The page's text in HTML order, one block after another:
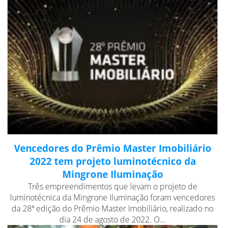
Vencedores do Prêmio Master Imobiliário
2022 tem projeto luminotécnico da
Mingrone Iluminação
Três empreendimentos que levam o projeto de
luminotécnica da Mingrone Iluminação foram vencedores
da 28ª edição do Prêmio Master Imobiliário, realizado no
dia 24 de agosto de 2022. O...